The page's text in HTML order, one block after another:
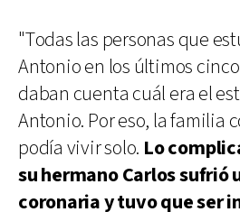
"Todas las personas que
Antonio en los últimos
daban cuenta cuál era el
Antonio. Por eso, la familia
podía vivir solo. Lo
su hermano Carlos sufrió
coronaria y tuvo que ser